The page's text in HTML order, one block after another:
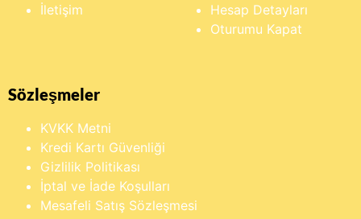
İletişim
Hesap Detayları
Oturumu Kapat
Sözleşmeler
KVKK Metni
Kredi Kartı Güvenliği
Gizlilik Politikası
İptal ve İade Koşulları
Mesafeli Satış Sözleşmesi